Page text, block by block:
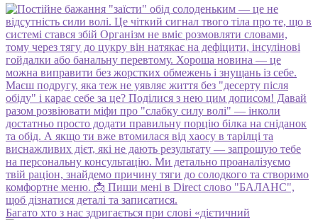
Багато хто з нас здригається при слові «дієтичний